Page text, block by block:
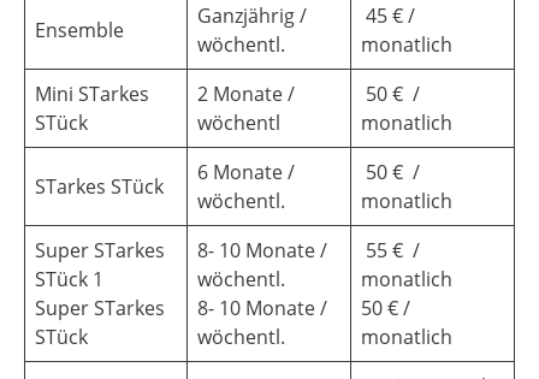
Ensemble
Ganzjährig /
wöchentl.
45 € /
monatlich
Mini STarkes
STück
2 Monate /
wöchentl
50 € /
monatlich
STarkes STück
6 Monate /
wöchentl.
50 € /
monatlich
Super STarkes
STück 1
Super STarkes
STück
8- 10 Monate /
wöchentl.
8- 10 Monate /
wöchentl.
55 € /
monatlich
50 € /
monatlich